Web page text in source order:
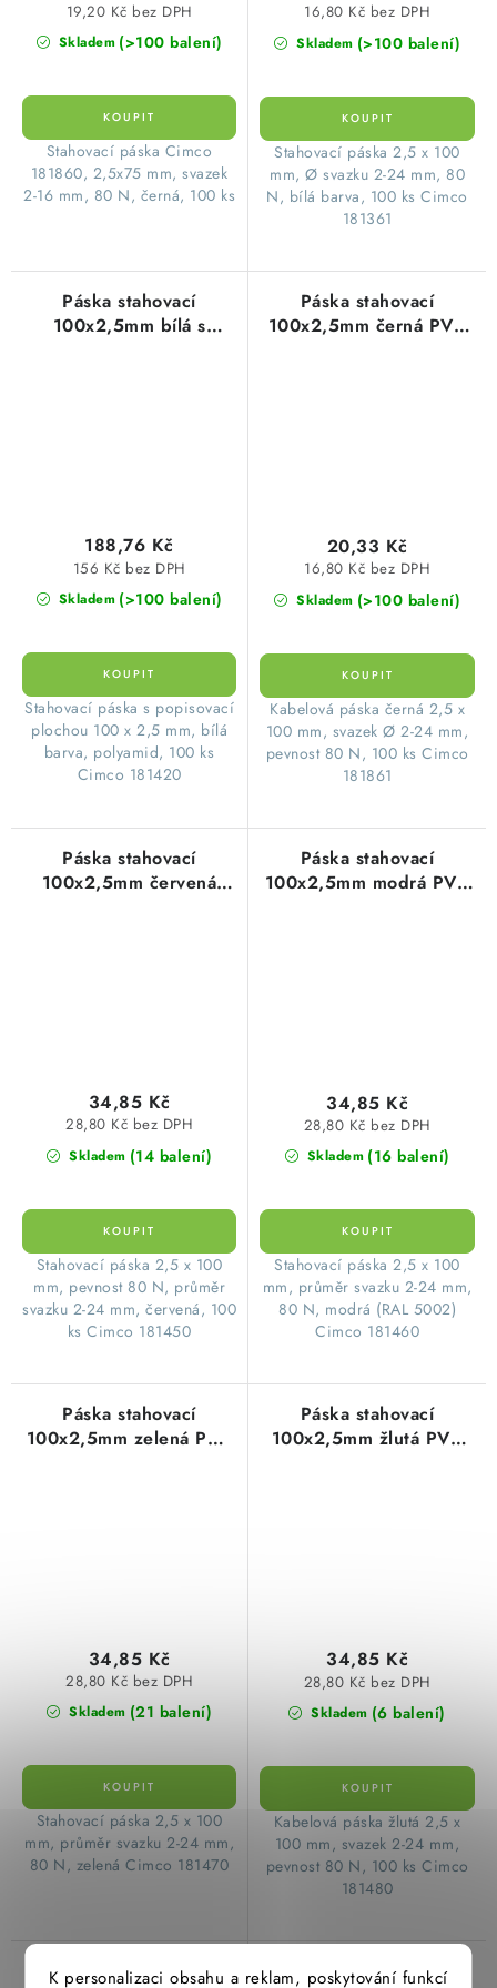
K personalizaci obsahu a reklam, poskytování funkcí
Skladem (>100 balení)
19,20 Kč bez DPH
Stahovací páska Cimco
181860, 2,5x75 mm, svazek
2-16 mm, 80 N, černá, 100 ks
Skladem (>100 balení)
16,80 Kč bez DPH
Stahovací páska 2,5 x 100
mm, Ø svazku 2-24 mm, 80
N, bílá barva, 100 ks Cimco
181361
Páska stahovací
100x2,5mm bílá s
Skladem (>100 balení)
156 Kč bez DPH
188,76 Kč
Stahovací páska s popisovací
plochou 100 x 2,5 mm, bílá
barva, polyamid, 100 ks
Cimco 181420
Páska stahovací
100x2,5mm černá PVC
Skladem (>100 balení)
16,80 Kč bez DPH
20,33 Kč
Kabelová páska černá 2,5 x
100 mm, svazek Ø 2-24 mm,
pevnost 80 N, 100 ks Cimco
181861
Páska stahovací
100x2,5mm červená
Skladem (14 balení)
28,80 Kč bez DPH
34,85 Kč
Stahovací páska 2,5 x 100
mm, pevnost 80 N, průměr
svazku 2-24 mm, červená, 100
ks Cimco 181450
Páska stahovací
100x2,5mm modrá PVC
Skladem (16 balení)
28,80 Kč bez DPH
34,85 Kč
Stahovací páska 2,5 x 100
mm, průměr svazku 2-24 mm,
80 N, modrá (RAL 5002)
Cimco 181460
Páska stahovací
100x2,5mm zelená PVC
Skladem (21 balení)
28,80 Kč bez DPH
34,85 Kč
Stahovací páska 2,5 x 100
mm, průměr svazku 2-24 mm,
80 N, zelená Cimco 181470
Páska stahovací
100x2,5mm žlutá PVC
Skladem (6 balení)
28,80 Kč bez DPH
34,85 Kč
Kabelová páska žlutá 2,5 x
100 mm, svazek 2-24 mm,
pevnost 80 N, 100 ks Cimco
181480
Páska stahovací
Páska stahovací